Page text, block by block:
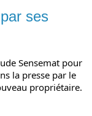
ses
Sensemat pour
la presse par le
propriétaire.